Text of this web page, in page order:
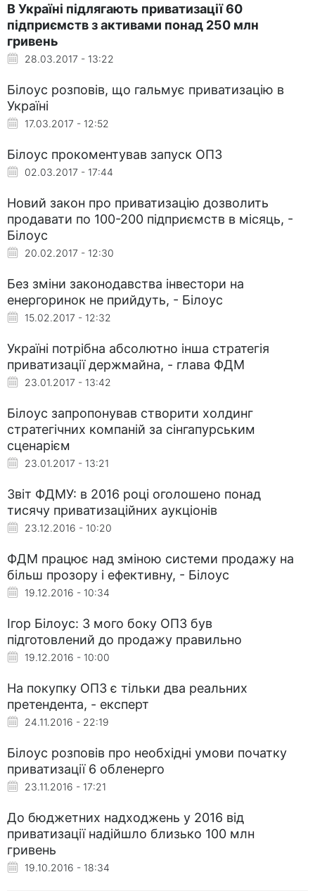
В Україні підлягають приватизації 60
підприємств з активами понад 250 млн
гривень
28.03.2017 - 13:22
Білоус розповів, що гальмує приватизацію в
Україні
17.03.2017 - 12:52
Білоус прокоментував запуск ОПЗ
02.03.2017 - 17:44
Новий закон про приватизацію дозволить
продавати по 100-200 підприємств в місяць, -
Білоус
20.02.2017 - 12:30
Без зміни законодавства інвестори на
енергоринок не прийдуть, - Білоус
15.02.2017 - 12:32
Україні потрібна абсолютно інша стратегія
приватизації держмайна, - глава ФДМ
23.01.2017 - 13:42
Білоус запропонував створити холдинг
стратегічних компаній за сінгапурським
сценарієм
23.01.2017 - 13:21
Звіт ФДМУ: в 2016 році оголошено понад
тисячу приватизаційних аукціонів
23.12.2016 - 10:20
ФДМ працює над зміною системи продажу на
більш прозору і ефективну, - Білоус
19.12.2016 - 10:34
Ігор Білоус: З мого боку ОПЗ був
підготовлений до продажу правильно
19.12.2016 - 10:00
На покупку ОПЗ є тільки два реальних
претендента, - експерт
24.11.2016 - 22:19
Білоус розповів про необхідні умови початку
приватизації 6 обленерго
23.11.2016 - 17:21
До бюджетних надходжень у 2016 від
приватизації надійшло близько 100 млн
гривень
19.10.2016 - 18:34